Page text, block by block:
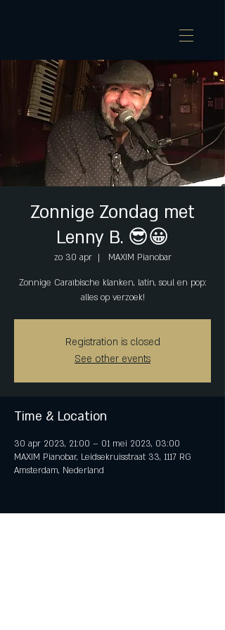
Zonnige Zondag met
Lenny B. 😎😀
zo 30 apr
  |
MAXIM Pianobar
Zonnige Caraïbische klanken, latin, soul en pop:
alles op verzoek!
Registration is closed
See other events
Time & Location
30 apr 2023, 21:00 – 01 mei 2023, 03:00
MAXIM Pianobar, Leidsekruisstraat 33, 1117 RG
Amsterdam, Nederland